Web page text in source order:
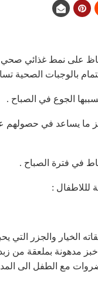
على نمط غذائي
بالوجبات الصحية
الجوع في الصباح .
ما يساعد في
في فترة الصباح .
لللاطفال :
الخيار والجزر التي
مدهونة بملعقة من
مع الطفل الى